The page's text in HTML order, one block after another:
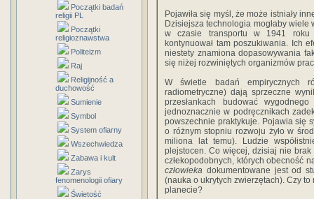
Początki badań
religii PL
Początki
religioznawstwa
Politeizm
Raj
Religijność a
duchowość
Sumienie
Symbol
System ofiarny
Wszechwiedza
Zabawa i kult
Zarys
fenomenologii ofiary
Świetość
Pojawiła się myśl, że może istniały
Dzisiejsza technologia mogłaby
w czasie transportu w 1941 roku
kontynuował tam poszukiwania. Ich
niestety znamiona dopasowywania
się niżej rozwiniętych organizmów
W świetle badań empirycznych
radiometryczne) dają sprzeczne
przesłankach budować
jednoznacznie w podręcznikach
powszechnie praktykuje. Pojawia się
o różnym stopniu rozwoju żyło w
miliona lat temu). Ludzie
plejstocen. Co więcej, dzisiaj nie
człekopodobnych, których obecność
człowieka dokumentowane jest od
(nauka o ukrytych zwierzętach). Czy
planecie?